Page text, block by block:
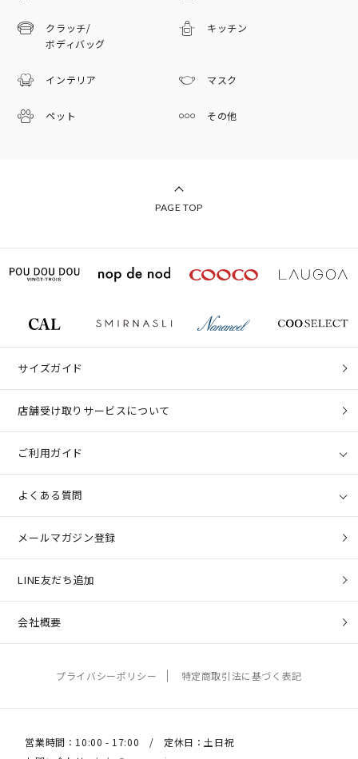
クラッチ/
ボディバッグ
キッチン
インテリア マスク
ペット その他
PAGE TOP
サイズガイド
店舗受け取りサービスについて
ご利用ガイド
よくある質問
メールマガジン登録
LINE友だち追加
会社概要
プライバシーポリシー 特定商取引法に基づく表記
営業時間：10:00 - 17:00 / 定休日：土日祝